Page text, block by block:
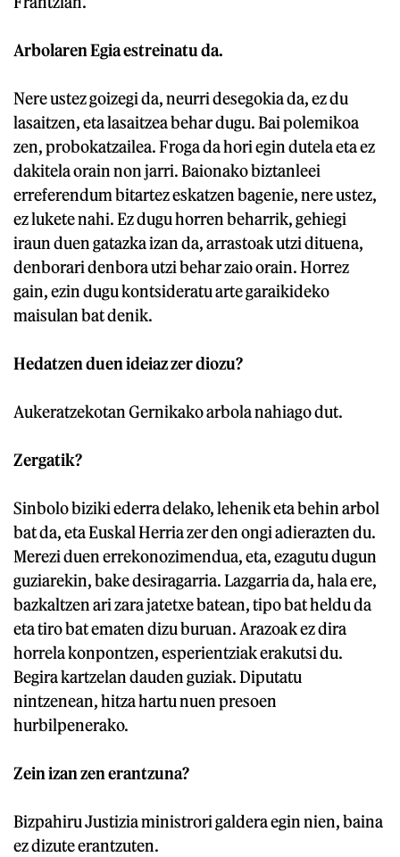
Arbolaren Egia estreinatu da.
Nere ustez goizegi da, neurri desegokia da, ez du
lasaitzen, eta lasaitzea behar dugu. Bai polemikoa
zen, probokatzailea. Froga da hori egin dutela eta ez
dakitela orain non jarri. Baionako biztanleei
erreferendum bitartez eskatzen bagenie, nere ustez,
ez lukete nahi. Ez dugu horren beharrik, gehiegi
iraun duen gatazka izan da, arrastoak utzi dituena,
denborari denbora utzi behar zaio orain. Horrez
gain, ezin dugu kontsideratu arte garaikideko
maisulan bat denik.
Hedatzen duen ideiaz zer diozu?
Aukeratzekotan Gernikako arbola nahiago dut.
Zergatik?
Sinbolo biziki ederra delako, lehenik eta behin arbol
bat da, eta Euskal Herria zer den ongi adierazten du.
Merezi duen errekonozimendua, eta, ezagutu dugun
guziarekin, bake desiragarria. Lazgarria da, hala ere,
bazkaltzen ari zara jatetxe batean, tipo bat heldu da
eta tiro bat ematen dizu buruan. Arazoak ez dira
horrela konpontzen, esperientziak erakutsi du.
Begira kartzelan dauden guziak. Diputatu
nintzenean, hitza hartu nuen presoen
hurbilpenerako.
Zein izan zen erantzuna?
Bizpahiru Justizia ministrori galdera egin nien, baina
ez dizute erantzuten.